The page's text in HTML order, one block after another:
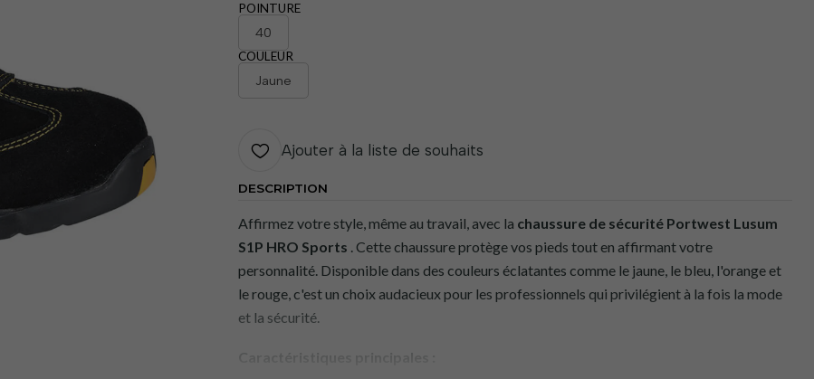
POINTURE
40
COULEUR
Jaune
Ajouter à la liste de souhaits
DESCRIPTION
Affirmez votre style, même au travail, avec la chaussure de sécurité Portwest Lusum
S1P HRO Sports . Cette chaussure protège vos pieds tout en affirmant votre
personnalité. Disponible dans des couleurs éclatantes comme le jaune, le bleu, l'orange et
le rouge, c'est un choix audacieux pour les professionnels qui privilégient à la fois la mode
et la sécurité.